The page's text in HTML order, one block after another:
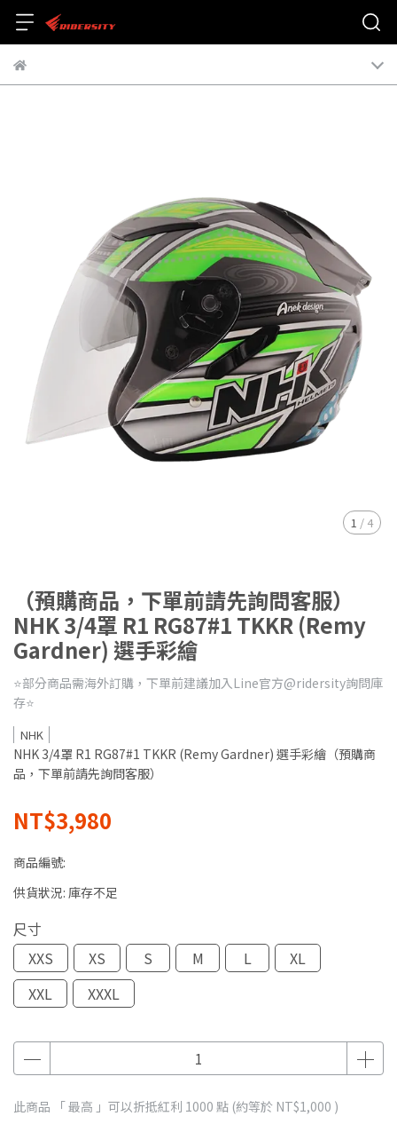
1 / 4
（預購商品，下單前請先詢問客服）
NHK 3/4罩 R1 RG87#1 TKKR (Remy
Gardner) 選手彩繪
⭐️部分商品需海外訂購，下單前建議加入Line官方@ridersity詢問庫
存⭐️
NHK
NHK 3/4罩 R1 RG87#1 TKKR (Remy Gardner) 選手彩繪（預購商
品，下單前請先詢問客服）
NT$3,980
商品編號:
供貨狀況: 庫存不足
尺寸
XXS
XS S M L
XL
XXL
XXXL
此商品 「 最高 」可以折抵紅利 1000 點 (約等於 NT$1,000 )